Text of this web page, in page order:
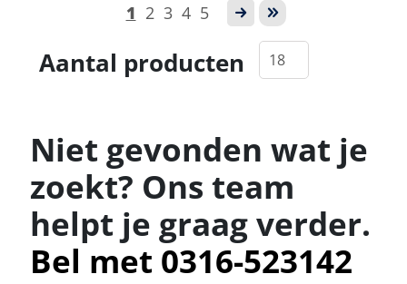
1 2 3 4 5
Aantal producten
Niet gevonden wat je
zoekt? Ons team
helpt je graag verder.
Bel met 0316-523142